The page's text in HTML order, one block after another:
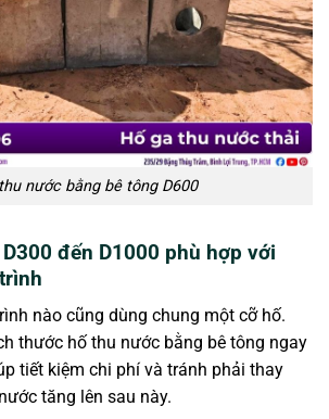
nước bằng bê tông D600
đến D1000 phù hợp với
nào cũng dùng chung một cỡ hố.
thước hố thu nước bằng bê tông ngay
tiết kiệm chi phí và tránh phải thay
tăng lên sau này.